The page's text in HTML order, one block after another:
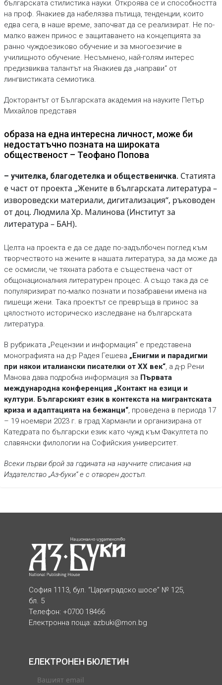
българската стилистика науки. Откроява се и способността
на проф. Янакиев да набелязва пътища, тенденции, които
едва сега, в наше време, започват да се реализират. Не по-
малко важен принос е защитаването на концепцията за
ранно чуждоезиково обучение и за многоезичие в
училищното обучение. Несъмнено, най-голям интерес
предизвиква талантът на Янакиев да „направи“ от
лингвистиката семиотика.
Докторантът от Българската академия на науките Петър
Михайлов представя
образа на една интересна личност, може би
недостатъчно позната на широката
общественост – Теофано Попова
– учителка, благодетелка и общественичка. Статията
е част от проекта „Жените в българската литература –
извороведски материали, дигитализация“, ръководен
от доц. Людмила Хр. Малинова (Институт за
литература – БАН).
Целта на проекта е да се даде по-задълбочен поглед към
творчеството на жените в нашата литература, за да може да
се осмисли, че тяхната работа е съществена част от
общонационалния литературен процес. А също така да се
популяризират по-малко познати и позабравени имена на
пишещи жени. Така проектът се превръща в принос за
цялостното историческо изследване на българската
литература.
В рубриката „Рецензии и информация“ е представена
монографията на д-р Радея Гешева „Енигми и парадигми
при някои италиански писателки от ХХ век“, а д-р Рени
Манова дава подробна информация за Първата
международна конференция „Контакт на езици и
култури. Българският език в контекста на мигрантската
криза и адаптацията на бежанци“, проведена в периода 17
– 19 ноември 2023 г. в град Харманли и организирана от
Катедрата по български език като чужд към Факултета по
славянски филологии на Софийския университет.
Всеки първи брой за годината на научните списания на
Издателство „Аз-буки“ е с отворен достъп.
София 1113, бул. “Цариградско шосе” № 125,
бл. 5
Телефон: +0700 18466
Електронна поща: azbuki@mon.bg
ЕЛЕКТРОНЕН БЮЛЕТИН